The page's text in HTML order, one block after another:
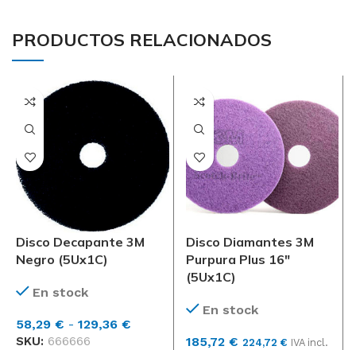
PRODUCTOS RELACIONADOS
Disco Decapante 3M
Negro (5Ux1C)
En stock
58,29 € - 129,36 €
SKU: 666666
Disco Diamantes 3M
Purpura Plus 16″
(5Ux1C)
En stock
185,72 € 224,72 € IVA incl.